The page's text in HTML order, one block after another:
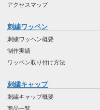
アクセスマップ
刺繍ワッペン
刺繍ワッペン概要
制作実績
ワッペン取り付け方法
刺繍キャップ
刺繍キャップ概要
商品一覧